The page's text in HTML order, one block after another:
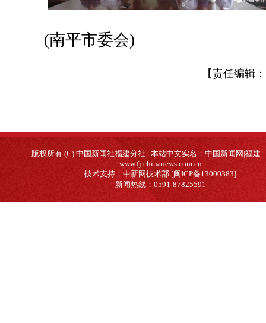
(南平市委会)
【责任编辑：
版权所有 (C) 中国新闻社福建分社 | 本站中文实名：中国新闻网|福建
www.fj.chinanews.com.cn
技术支持：中新网技术部 [闽ICP备13000383]
新闻热线：0591-87825591